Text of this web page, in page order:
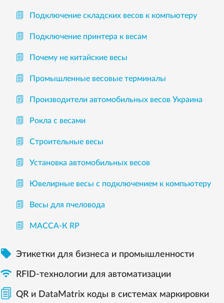
Подключение складских весов к компьютеру
Подключение принтера к весам
Почему не китайские весы
Промышленные весовые терминалы
Производители автомобильных весов Украина
Рокла с весами
Строительные весы
Установка автомобильных весов
Ювелирные весы с подключением к компьютеру
Весы для пчеловода
МАССА-К RP
 Этикетки для бизнеса и промышленности
 RFID-технологии для автоматизации
QR и DataMatrix коды в системах маркировки